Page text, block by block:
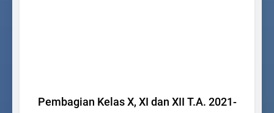
Pembagian Kelas X, XI dan XII T.A. 2021-